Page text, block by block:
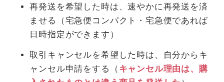
再発送を希望した時は、速やかに再発送を済
ませる（宅急便コンパクト・宅急便であれば
日時指定ができます）
取引キャンセルを希望した時は、自分からキ
ャンセル申請をする（ キャンセル理由は、購